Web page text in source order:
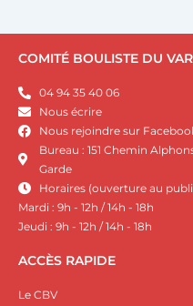
COMITÉ BOULISTE DU VAR
04 94 35 40 06
Nous écrire
Nous rejoindre sur
Bureau : 151 Chemin
Garde
Horaires (ouverture au
Mardi : 9h - 12h / 14h - 18h
Jeudi : 9h - 12h / 14h - 18h
ACCÈS RAPIDE
Le CBV